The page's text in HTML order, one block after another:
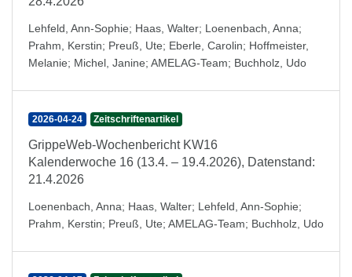
Lehfeld, Ann-Sophie; Haas, Walter; Loenenbach, Anna;
Prahm, Kerstin; Preuß, Ute; Eberle, Carolin; Hoffmeister,
Melanie; Michel, Janine; AMELAG-Team; Buchholz, Udo
2026-04-24 Zeitschriftenartikel
GrippeWeb-Wochenbericht KW16
Kalenderwoche 16 (13.4. – 19.4.2026), Datenstand:
21.4.2026
Loenenbach, Anna; Haas, Walter; Lehfeld, Ann-Sophie;
Prahm, Kerstin; Preuß, Ute; AMELAG-Team; Buchholz, Udo